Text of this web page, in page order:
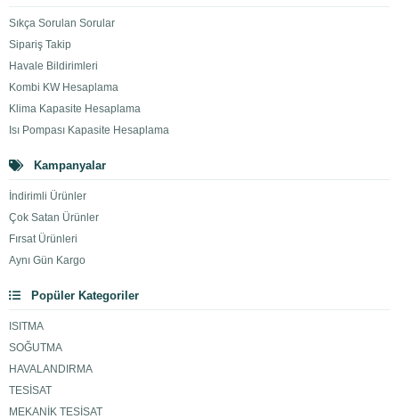
Sıkça Sorulan Sorular
Sipariş Takip
Havale Bildirimleri
Kombi KW Hesaplama
Klima Kapasite Hesaplama
Isı Pompası Kapasite Hesaplama
Kampanyalar
İndirimli Ürünler
Çok Satan Ürünler
Fırsat Ürünleri
Aynı Gün Kargo
Popüler Kategoriler
ISITMA
SOĞUTMA
HAVALANDIRMA
TESİSAT
MEKANİK TESİSAT